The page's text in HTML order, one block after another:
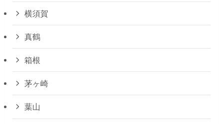
横須賀
真鶴
箱根
茅ヶ崎
葉山